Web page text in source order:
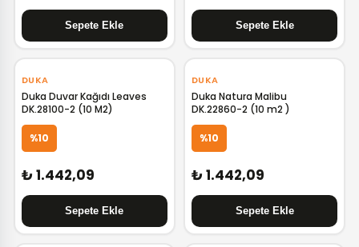
DUKA
Duka Duvar Kağıdı Leaves
DK.28100-2 (10 M2)
%10
₺ 1.442,09
DUKA
Duka Natura Malibu
DK.22860-2 (10 m2 )
%10
₺ 1.442,09